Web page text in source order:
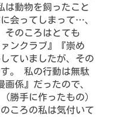
は動物を飼ったこと
会ってしまって…、
そのころはとても
ンクラブ』『崇め
ていましたが、その
。 私の行動は無駄
係』だったので、
勝手に作ったもの）
ころの私は気付いて